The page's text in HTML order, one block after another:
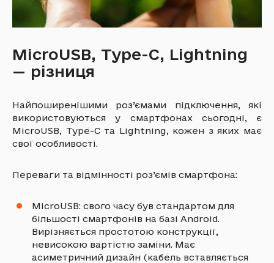
MicroUSB, Type-C, Lightning
— різниця
Найпоширенішими роз’ємами підключення, які
використовуються у смартфонах сьогодні, є
MicroUSB, Type-C та Lightning, кожен з яких має
свої особливості.
Переваги та відмінності роз’ємів смартфона:
MicroUSB: свого часу був стандартом для
більшості смартфонів на базі Android.
Вирізняється простотою конструкції,
невисокою вартістю заміни. Має
асиметричний дизайн (кабель вставляється